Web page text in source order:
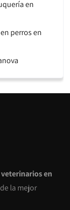
en
perros en
veterinarios en
la mejor